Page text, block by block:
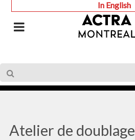
In English
Atelier de doublage